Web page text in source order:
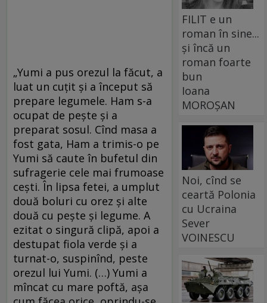
„Yumi a pus orezul la făcut, a
luat un cuţit şi a început să
prepare legumele. Ham s-a
ocupat de peşte şi a
preparat sosul. Cînd masa a
fost gata, Ham a trimis-o pe
Yumi să caute în bufetul din
sufragerie cele mai frumoase
ceşti. În lipsa fetei, a umplut
două boluri cu orez şi alte
două cu peşte şi legume. A
ezitat o singură clipă, apoi a
destupat fiola verde şi a
turnat-o, suspinînd, peste
orezul lui Yumi. (…) Yumi a
mîncat cu mare poftă, aşa
FILIT e un
roman în sine...
și încă un
roman foarte
bun
Ioana
MOROȘAN
Noi, cînd se
ceartă Polonia
cu Ucraina
Sever
VOINESCU